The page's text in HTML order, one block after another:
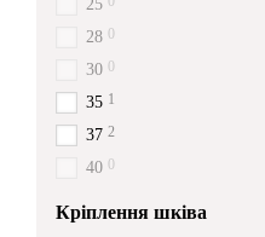
25
28 0
30 0
35 1
37 2
40 0
Кріплення шківа